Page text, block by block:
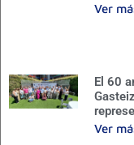
Ver
El 60
Ver